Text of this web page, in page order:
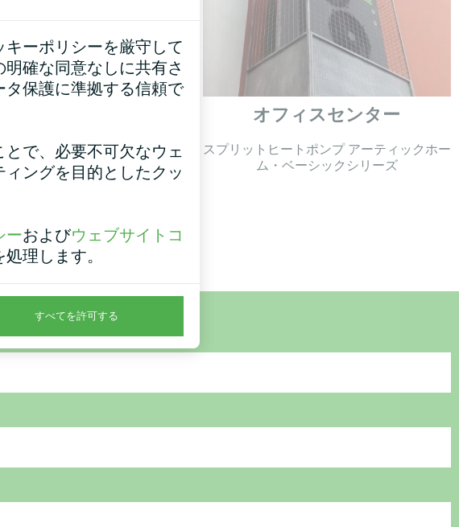
ートポンプ アーティックホー
ベーシックシリーズ
オフィスセンター
スプリットヒートポンプ アーティックホー
ム・ベーシックシリーズ
ーポリシーを厳守して
確な同意なしに共有さ
保護に準拠する信頼で
で、必要不可欠なウェ
ングを目的としたクッ
ーおよびウェブサイトコ
理します。
すべてを許可する